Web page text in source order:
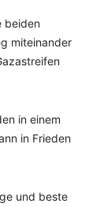
beiden
miteinander
in einem
in Frieden
und beste